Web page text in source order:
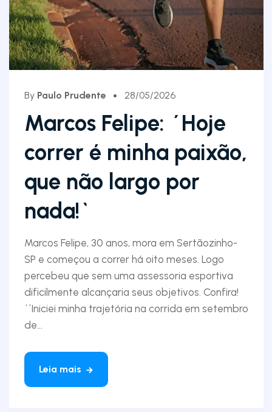
By Paulo Prudente 28/05/2026
Marcos Felipe: ´Hoje
correr é minha paixão,
que não largo por
nada!`
Marcos Felipe, 30 anos, mora em Sertãozinho-
SP e começou a correr há oito meses. Logo
percebeu que sem uma assessoria esportiva
dificilmente alcançaria seus objetivos. Confira!
´´Iniciei minha trajetória na corrida em setembro
de...
Leia mais